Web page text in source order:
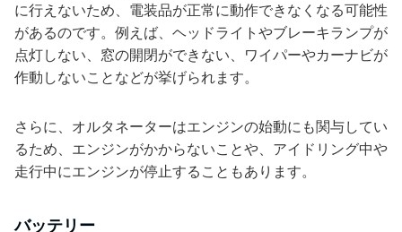
に行えないため、電装品が正常に動作できなくなる可能性
があるのです。例えば、ヘッドライトやブレーキランプが
点灯しない、窓の開閉ができない、ワイパーやカーナビが
作動しないことなどが挙げられます。
さらに、オルタネーターはエンジンの始動にも関与してい
るため、エンジンがかからないことや、アイドリング中や
走行中にエンジンが停止することもあります。
バッテリー